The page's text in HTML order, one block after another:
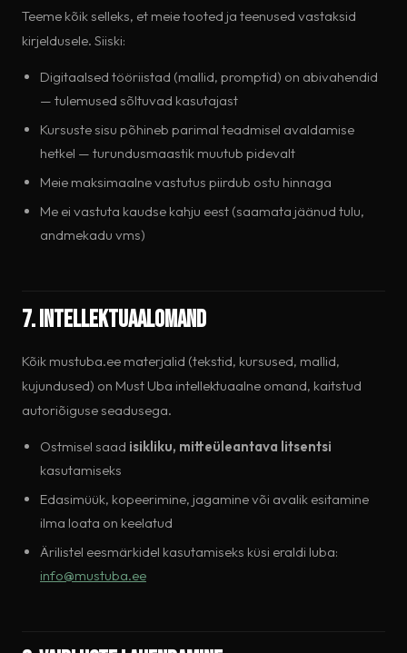
Teeme kõik selleks, et meie tooted ja teenused vastaksid
kirjeldusele. Siiski:
Digitaalsed tööriistad (mallid, promptid) on abivahendid
— tulemused sõltuvad kasutajast
Kursuste sisu põhineb parimal teadmisel avaldamise
hetkel — turundusmaastik muutub pidevalt
Meie maksimaalne vastutus piirdub ostu hinnaga
Me ei vastuta kaudse kahju eest (saamata jäänud tulu,
andmekadu vms)
7. Intellektuaalomand
Kõik mustuba.ee materjalid (tekstid, kursused, mallid,
kujundused) on Must Uba intellektuaalne omand, kaitstud
autoriõiguse seadusega.
Ostmisel saad isikliku, mitteüleantava litsentsi
kasutamiseks
Edasimüük, kopeerimine, jagamine või avalik esitamine
ilma loata on keelatud
Ärilistel eesmärkidel kasutamiseks küsi eraldi luba:
info@mustuba.ee